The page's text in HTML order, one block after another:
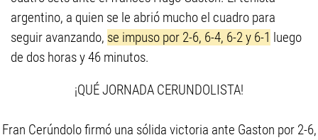
argentino, a quien se le abrió mucho el cuadro para
seguir avanzando, se impuso por 2-6, 6-4, 6-2 y 6-1 luego
de dos horas y 46 minutos.
¡QUÉ JORNADA CERUNDOLISTA!
Fran Cerúndolo firmó una sólida victoria ante Gaston por 2-6,